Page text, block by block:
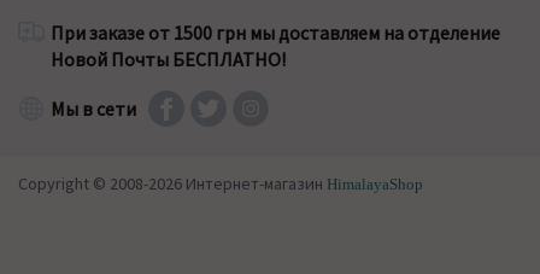
При заказе от 1500 грн мы доставляем на отделение
Новой Почты БЕСПЛАТНО!
Мы в сети
Copyright © 2008-2026 Интернет-магазин HimalayaShop